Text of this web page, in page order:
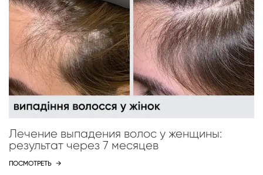
Лечение выпадения волос у женщины:
результат через 7 месяцев
ПОСМОТРЕТЬ →